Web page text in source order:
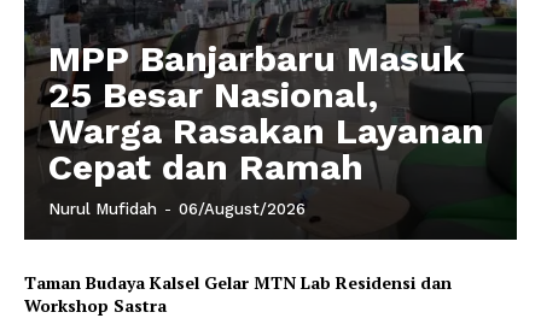
MPP Banjarbaru Masuk
25 Besar Nasional,
Warga Rasakan Layanan
Cepat dan Ramah
Nurul Mufidah - 06/August/2026
Taman Budaya Kalsel Gelar MTN Lab Residensi dan
Workshop Sastra